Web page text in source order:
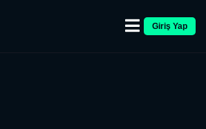
Giriş Yap